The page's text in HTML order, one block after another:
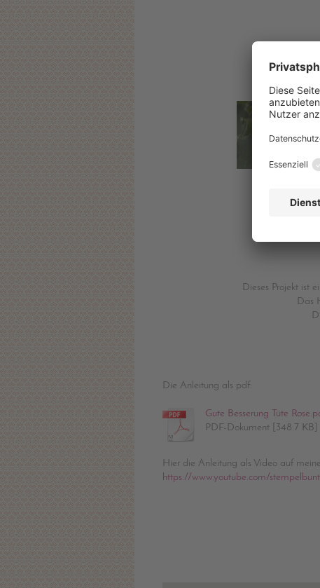
Dieses Projekt ist
Das
Die Anleitung als pdf:
Gute Besserung Tüte
PDF-Dokument [348.7 KB]
Hier die Anleitung als Video auf
https://www.youtube.com/stempelbunt